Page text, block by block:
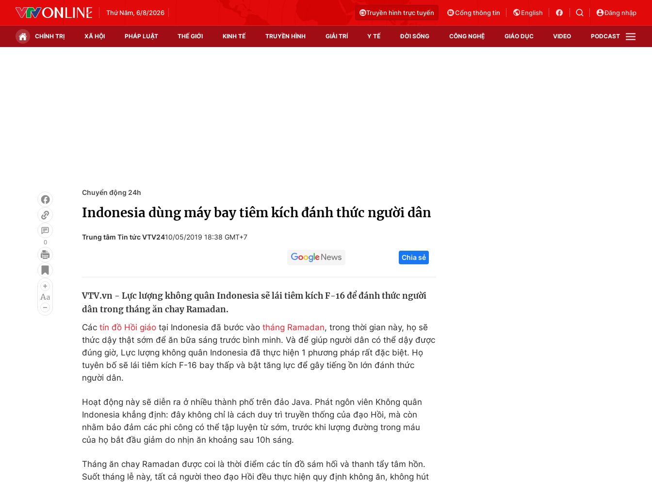
Thứ Năm, 6/8/2026 Truyền hình trực tuyến Cổng thông tin English Đăng nhập
CHÍNH TRỊ XÃ HỘI PHÁP LUẬT THẾ GIỚI KINH TẾ TRUYỀN HÌNH GIẢI TRÍ Y TẾ ĐỜI SỐNG CÔNG NGHỆ GIÁO DỤC VIDEO PODCAST
Infographic
Điện ảnh
Âm nhạc
Làm đẹp
Học trực tuyến
Công nghệ
Sản phẩm
Tư vấn
0
Chuyển động 24h
Indonesia dùng máy bay tiêm kích đánh thức người dân
Trung tâm Tin tức VTV2410/05/2019 18:38 GMT+7
Chia sẻ
VTV.vn - Lực lượng không quân Indonesia sẽ lái tiêm kích F-16 để đánh thức người
dân trong tháng ăn chay Ramadan.
Các tín đồ Hồi giáo tại Indonesia đã bước vào tháng Ramadan, trong thời gian này, họ sẽ
thức dậy thật sớm để ăn bữa sáng trước bình minh. Và để giúp người dân có thể dậy được
đúng giờ, Lực lượng không quân Indonesia đã thực hiện 1 phương pháp rất đặc biệt. Họ
tuyên bố sẽ lái tiêm kích F-16 bay thấp và bật tăng lực để gây tiếng ồn lớn đánh thức
người dân.
Hoạt động này sẽ diễn ra ở nhiều thành phố trên đảo Java. Phát ngôn viên Không quân
Indonesia khẳng định: đây không chỉ là cách duy trì truyền thống của đạo Hồi, mà còn
nhằm bảo đảm các phi công có thể tập luyện từ sớm, trước khi lượng đường trong máu
của họ bắt đầu giảm do nhịn ăn khoảng sau 10h sáng.
Tháng ăn chay Ramadan được coi là thời điểm các tín đồ sám hối và thanh tẩy tâm hồn.
Suốt tháng lễ này, tất cả người theo đạo Hồi đều thực hiện quy định không ăn, không hút